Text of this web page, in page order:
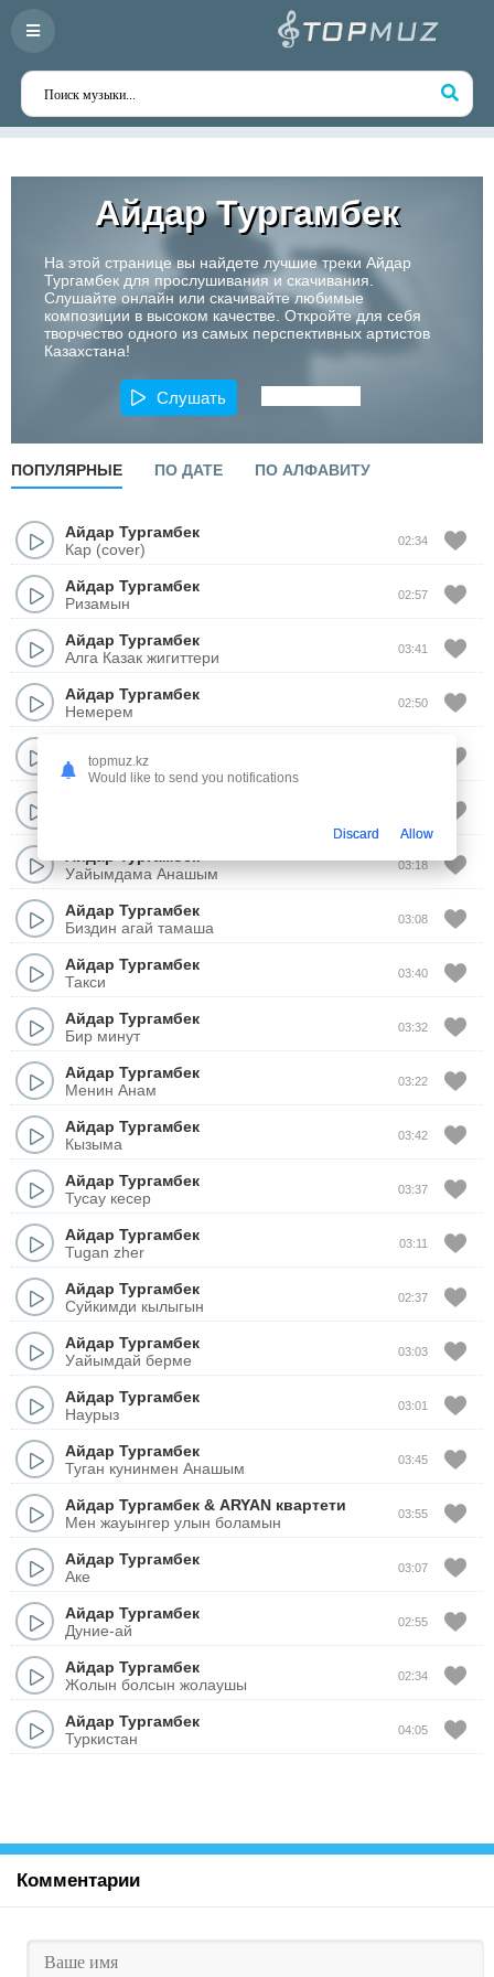
Айдар Тургамбек
На этой странице вы найдете лучшие треки Айдар
Тургамбек для прослушивания и скачивания.
Слушайте онлайн или скачивайте любимые
композиции в высоком качестве. Откройте для себя
творчество одного из самых перспективных артистов
Казахстана!
Слушать
ПОПУЛЯРНЫЕ ПО ДАТЕ ПО АЛФАВИТУ
Айдар Тургамбек
Кар (cover)
02:34
Айдар Тургамбек
Ризамын
02:57
Айдар Тургамбек
Алга Казак жигиттери
03:41
Айдар Тургамбек
Немерем
02:50
Карлыгаш
Уайымдама Анашым
03:18
Айдар Тургамбек
Биздин агай тамаша
03:08
Айдар Тургамбек
Такси
03:40
Айдар Тургамбек
Бир минут
03:32
Айдар Тургамбек
Менин Анам
03:22
Айдар Тургамбек
Кызыма
03:42
Айдар Тургамбек
Тусау кесер
03:37
Айдар Тургамбек
Tugan zher
03:11
Айдар Тургамбек
Суйкимди кылыгын
02:37
Айдар Тургамбек
Уайымдай берме
03:03
Айдар Тургамбек
Наурыз
03:01
Айдар Тургамбек
Туган кунинмен Анашым
03:45
Айдар Тургамбек & ARYAN квартети
Мен жауынгер улын боламын
03:55
Айдар Тургамбек
Аке
03:07
Айдар Тургамбек
Дуние-ай
02:55
Айдар Тургамбек
Жолын болсын жолаушы
02:34
Айдар Тургамбек
Туркистан
04:05
Комментарии
topmuz.kz
Would like to send you notifications
Discard Allow